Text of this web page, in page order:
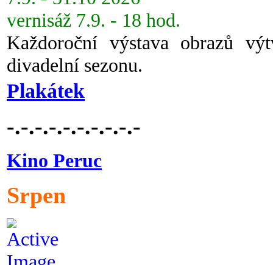
vernisáž 7.9. - 18 hod.
Každoroční výstava obrazů
divadelní sezonu.
Plakátek
-.-.-.-.-.-.-.-.-.-
Kino Peruc
Srpen